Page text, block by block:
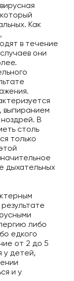
Как
в течение
они
выпиранием
В
столь
только
дыхательных
либо
едкого
от 2 до 5
у детей,
и у